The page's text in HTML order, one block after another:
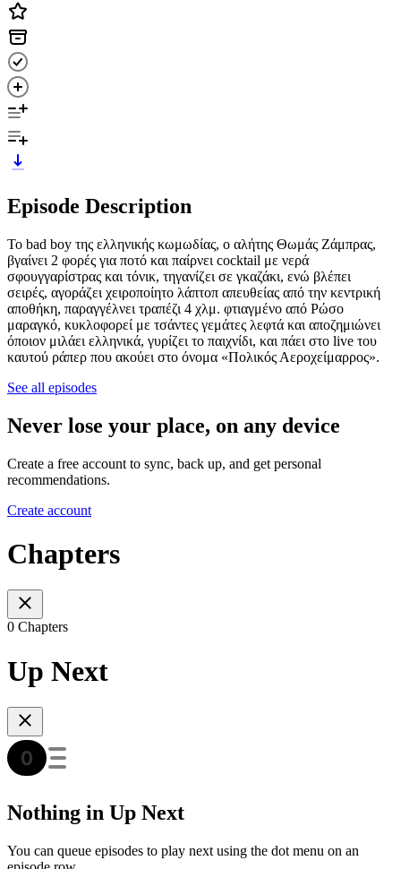
Episode Description
Το bad boy της ελληνικής κωμωδίας, ο αλήτης Θωμάς Ζάμπρας,
βγαίνει 2 φορές για ποτό και παίρνει cocktail με νερά
σφουγγαρίστρας και τόνικ, τηγανίζει σε γκαζάκι, ενώ βλέπει
σειρές, αγοράζει χειροποίητο λάπτοπ απευθείας από την κεντρική
αποθήκη, παραγγέλνει τραπέζι 4 χλμ. φτιαγμένο από Ρώσο
μαραγκό, κυκλοφορεί με τσάντες γεμάτες λεφτά και αποζημιώνει
όποιον μιλάει ελληνικά, γυρίζει το παιχνίδι, και πάει στο live του
καυτού ράπερ που ακούει στο όνομα «Πολικός Αεροχείμαρρος».
See all episodes
Never lose your place, on any device
Create a free account to sync, back up, and get personal
recommendations.
Create account
Chapters
0 Chapters
Up Next
Nothing in Up Next
You can queue episodes to play next using the dot menu on an